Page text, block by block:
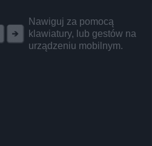
Nawiguj za pomocą
klawiatury, lub gestów na
urządzeniu mobilnym.